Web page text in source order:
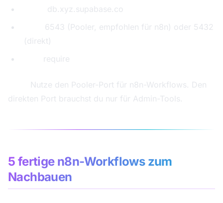
db.xyz.supabase.co
6543 (Pooler, empfohlen für n8n) oder 5432
(direkt)
require
Nutze den Pooler-Port für n8n-Workflows. Den
direkten Port brauchst du nur für Admin-Tools.
5 fertige n8n-Workflows zum
Nachbauen